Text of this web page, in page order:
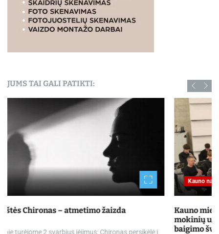
JUMS TAI GALI PATIKTI:
Kauno naujienos
Kauno miesto savivaldybė Tarpdisciplininio itin gabių
mokinių ugdymo programos dalyvių mokslo metų
baigimo šventė